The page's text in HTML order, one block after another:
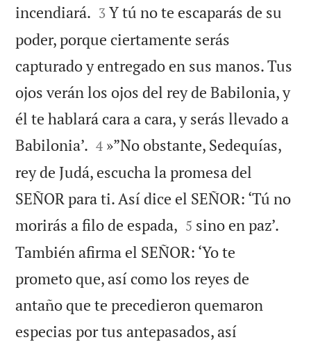
incendiará. 

3 Y tú no te escaparás de su
poder, porque ciertamente serás
capturado y entregado en sus manos. Tus
ojos verán los ojos del rey de Babilonia, y
él te hablará cara a cara, y serás llevado a
Babilonia’. 

4 »”No obstante, Sedequías,
rey de Judá, escucha la promesa del
SEÑOR para ti. Así dice el SEÑOR: ‘Tú no
morirás a filo de espada, 

5 sino en paz’.
También afirma el SEÑOR: ‘Yo te
prometo que, así como los reyes de
antaño que te precedieron quemaron
especias por tus antepasados, así